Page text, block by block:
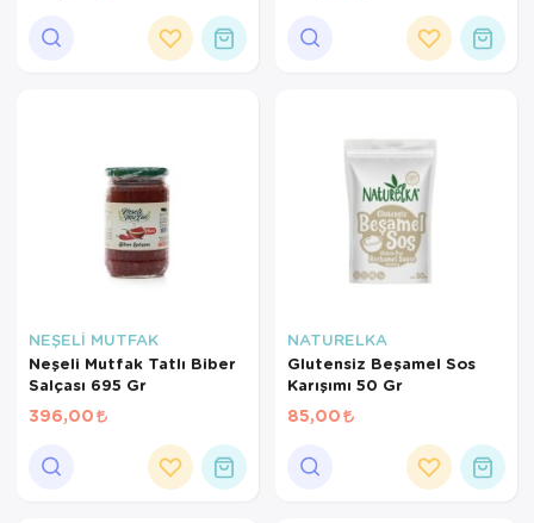
NEŞELİ MUTFAK
Neşeli Mutfak Tatlı Biber
Salçası 695 Gr
396,00
NATURELKA
Glutensiz Beşamel Sos
Karışımı 50 Gr
85,00